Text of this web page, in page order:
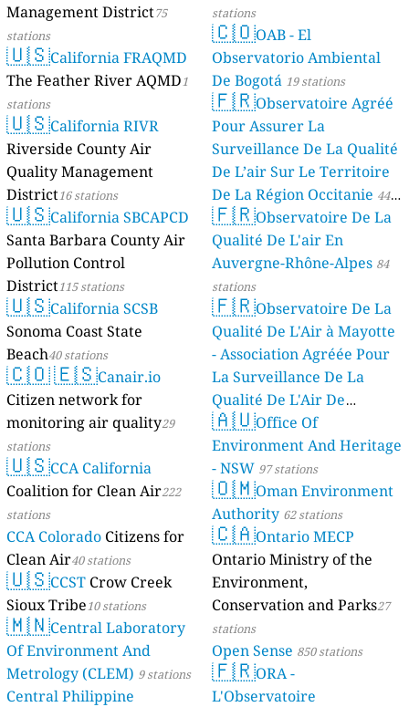
Management District75
stations
🇺🇸California FRAQMD
The Feather River AQMD1
stations
🇺🇸California RIVR
Riverside County Air
Quality Management
District16 stations
🇺🇸California SBCAPCD
Santa Barbara County Air
Pollution Control
District115 stations
🇺🇸California SCSB
Sonoma Coast State
Beach40 stations
🇨🇴🇪🇸Canair.io
Citizen network for
monitoring air quality29
stations
🇺🇸CCA California
Coalition for Clean Air222
stations
CCA Colorado Citizens for
Clean Air40 stations
🇺🇸CCST Crow Creek
Sioux Tribe10 stations
🇲🇳Central Laboratory
Of Environment And
Metrology (CLEM) 9 stations
Central Philippine
stations
🇨🇴OAB - El
Observatorio Ambiental
De Bogotá 19 stations
🇫🇷Observatoire Agréé
Pour Assurer La
Surveillance De La Qualité
De L’air Sur Le Territoire
De La Région Occitanie 44
stations
🇫🇷Observatoire De La
Qualité De L'air En
Auvergne-Rhône-Alpes 84
stations
🇫🇷Observatoire De La
Qualité De L'Air à Mayotte
- Association Agréée Pour
La Surveillance De La
Qualité De L'Air De
Mayotte 4 stations
🇦🇺Office Of
Environment And Heritage
- NSW 97 stations
🇴🇲Oman Environment
Authority 62 stations
🇨🇦Ontario MECP
Ontario Ministry of the
Environment,
Conservation and Parks27
stations
Open Sense 850 stations
🇫🇷ORA -
L'Observatoire